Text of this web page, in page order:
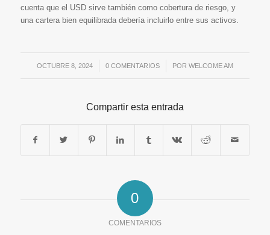
cuenta que el USD sirve también como cobertura de riesgo, y
una cartera bien equilibrada debería incluirlo entre sus activos.
OCTUBRE 8, 2024
/ 0 COMENTARIOS
/ POR WELCOME AM
Compartir esta entrada
0
COMENTARIOS